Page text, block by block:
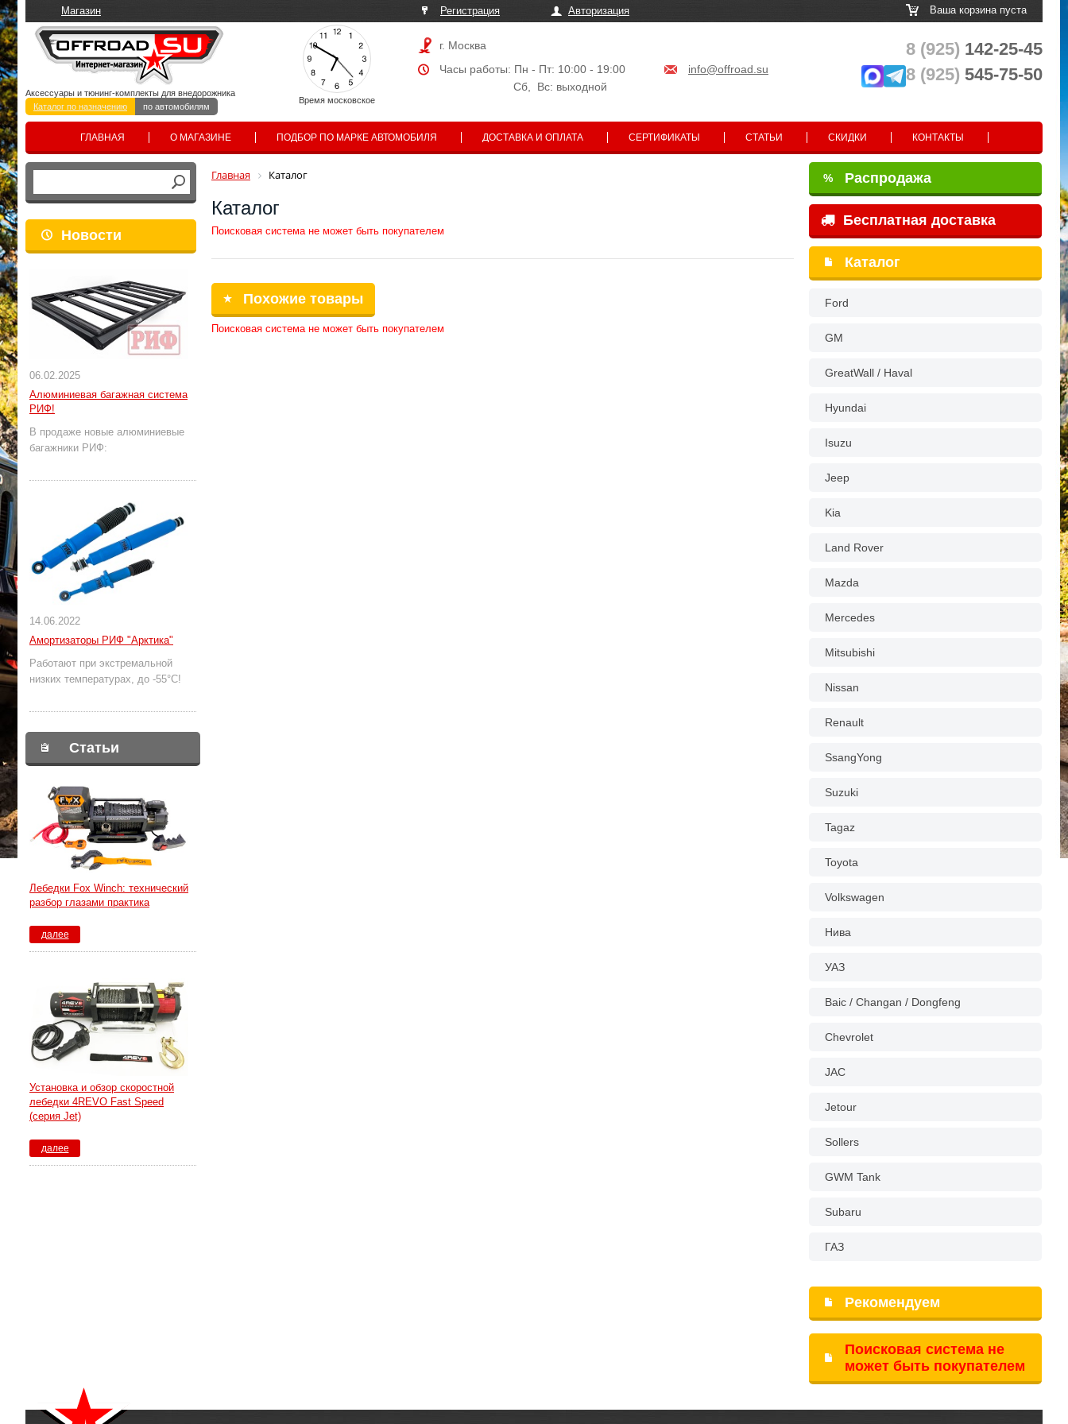
Магазин Регистрация Авторизация Ваша корзина пуста
Время московское
Аксессуары и тюнинг-комплекты для внедорожника
Каталог по назначению
по автомобилям
г. Москва
Часы работы: Пн - Пт: 10:00 - 19:00
info@offroad.su
Сб, Вс: выходной
8 (925) 142-25-45
8 (925) 545-75-50
ГЛАВНАЯ О МАГАЗИНЕ ПОДБОР ПО МАРКЕ АВТОМОБИЛЯ ДОСТАВКА И ОПЛАТА СЕРТИФИКАТЫ СТАТЬИ СКИДКИ КОНТАКТЫ
Новости
06.02.2025
Алюминиевая багажная система
РИФ!
В продаже новые алюминиевые
багажники РИФ:
14.06.2022
Амортизаторы РИФ "Арктика"
Работают при экстремальной
низких температурах, до -55°С!
Статьи
Лебедки Fox Winch: технический
разбор глазами практика
далее
Установка и обзор скоростной
лебедки 4REVO Fast Speed
(серия Jet)
далее
Главная Каталог
Каталог
Поисковая система не может быть покупателем
Похожие товары
Поисковая система не может быть покупателем
% Распродажа
Бесплатная доставка
Каталог
Ford
GM
GreatWall / Haval
Hyundai
Isuzu
Jeep
Kia
Land Rover
Mazda
Mercedes
Mitsubishi
Nissan
Renault
SsangYong
Suzuki
Tagaz
Toyota
Volkswagen
Нива
УАЗ
Baic / Changan / Dongfeng
Chevrolet
JAC
Jetour
Sollers
GWM Tank
Subaru
ГАЗ
Рекомендуем
Поисковая система не
может быть покупателем